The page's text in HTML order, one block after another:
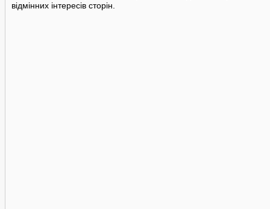
відмінних інтересів сторін.